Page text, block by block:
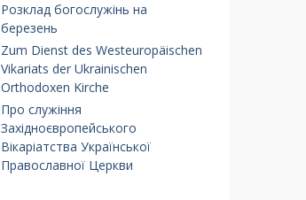
Розклад богослужінь на
березень
Zum Dienst des Westeuropäischen
Vikariats der Ukrainischen
Orthodoxen Kirche
Про служіння
Західноєвропейського
Вікаріатства Української
Православної Церкви